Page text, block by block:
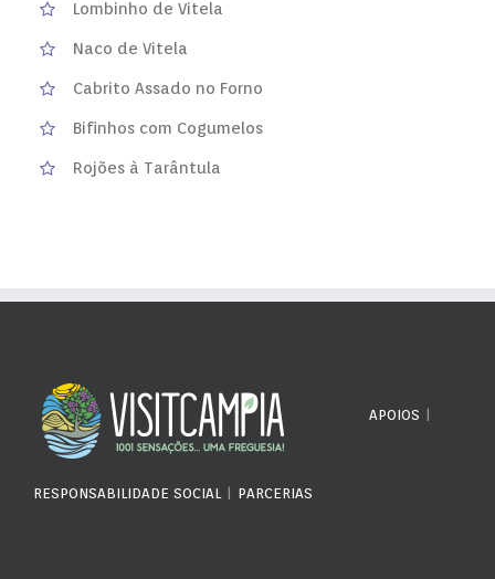
Lombinho de Vitela
Naco de Vitela
Cabrito Assado no Forno
Bifinhos com Cogumelos
Rojões à Tarântula
APOIOS |
RESPONSABILIDADE SOCIAL | PARCERIAS